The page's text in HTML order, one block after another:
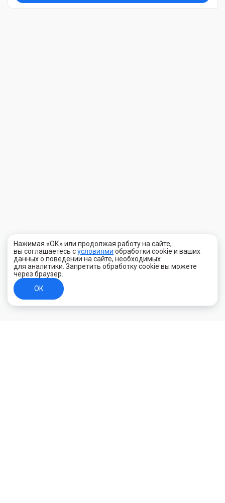
Нажимая «ОК» или продолжая работу на сайте,
вы соглашаетесь сусловиями обработки cookie и ваших
данных о поведении на сайте, необходимых
для аналитики. Запретить обработку cookie вы можете
через браузер.
ОК